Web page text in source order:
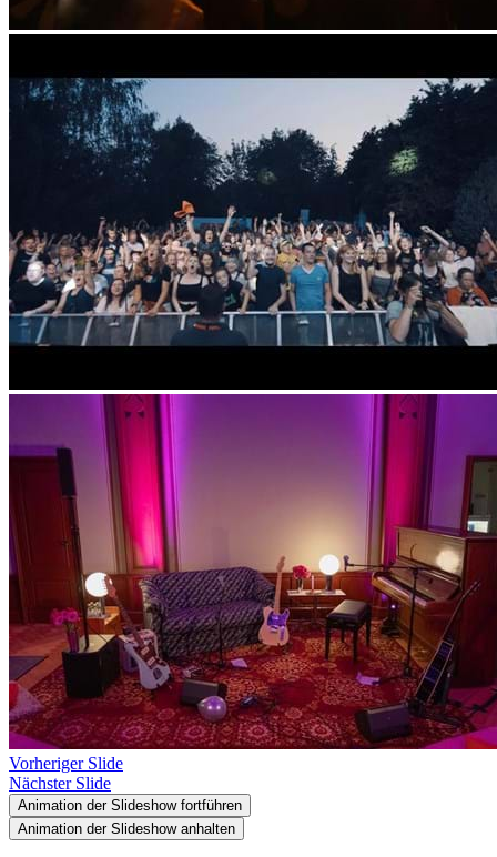
Vorheriger Slide
Nächster Slide
Animation der Slideshow fortführen
Animation der Slideshow anhalten